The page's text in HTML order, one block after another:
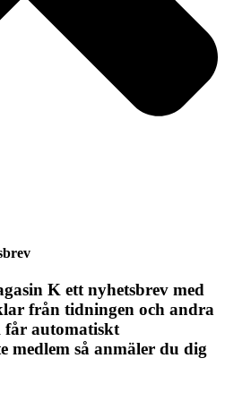
K ett nyhetsbrev med
från tidningen och andra
automatiskt
medlem så anmäler du dig